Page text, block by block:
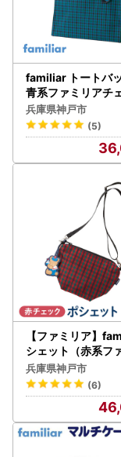
familiar トートバ
青系ファミリアチ
【2026年10月下旬
下旬頃目安にお届
●
兵庫県神戸市
(5)
【ファミリア】
シェット（赤系フ
チェック）●
兵庫県神戸市
(6)